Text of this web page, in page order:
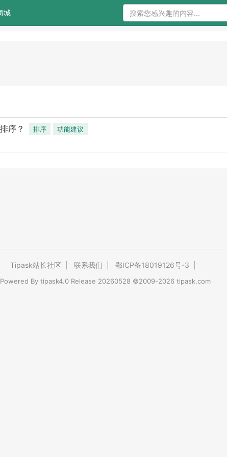
城
序？ 排序
功能建议
Tipask站长社区 联系我们 鄂ICP备18019126号-3
Powered By tipask4.0Release 20260528 ©2009-2026 tipask.com